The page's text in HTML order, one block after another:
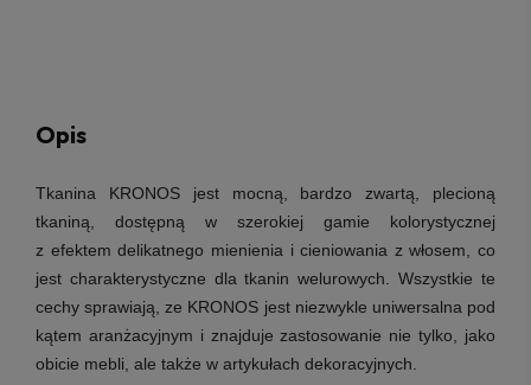
Opis
Tkanina KRONOS jest mocną, bardzo zwartą, plecioną
tkaniną, dostępną w szerokiej gamie kolorystycznej
z efektem delikatnego mienienia i cieniowania z włosem, co
jest charakterystyczne dla tkanin welurowych. Wszystkie te
cechy sprawiają, ze KRONOS jest niezwykle uniwersalna pod
kątem aranżacyjnym i znajduje zastosowanie nie tylko, jako
obicie mebli, ale także w artykułach dekoracyjnych.